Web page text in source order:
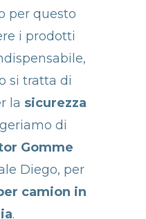
per questo
i prodotti
si tratta di
la sicurezza
di
Gomme
Diego, per
camion in
.